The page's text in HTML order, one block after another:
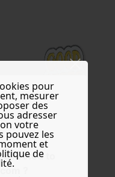
to
?
pour
mesurer
des
adresser
votre
pouvez les
et
de